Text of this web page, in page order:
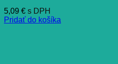
5,09 € s DPH
Pridať do košíka